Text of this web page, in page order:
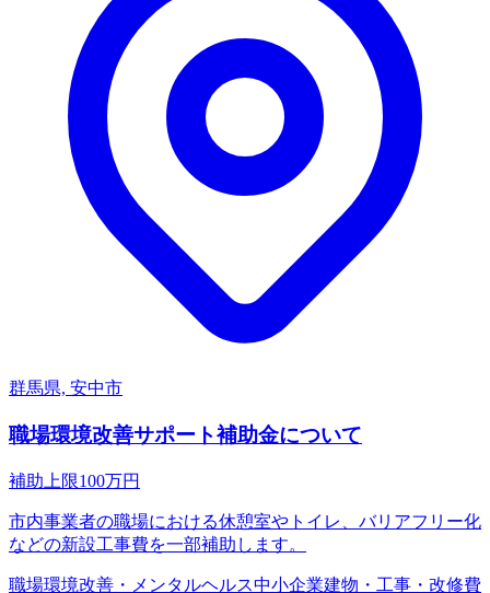
群馬県, 安中市
職場環境改善サポート補助金について
補助上限100万円
市内事業者の職場における休憩室やトイレ、バリアフリー化
などの新設工事費を一部補助します。
職場環境改善・メンタルヘルス中小企業建物・工事・改修費